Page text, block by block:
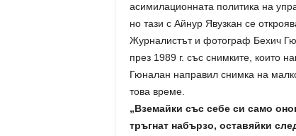
асимилационната политика на
но тази с Айнур Явузкан се
Журналистът и фотограф Бехич
през 1989 г. със снимките, които
Гюналан направил снимка на
това време.
„Вземайки със себе си само
тръгнат набързо, оставяйки